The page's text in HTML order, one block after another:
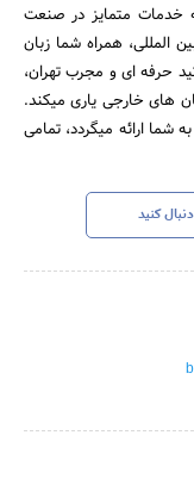
خدمات متمایز در صنعت
المللی، همراه شما زبان
حرفه ای و مجرب تهران،
های خارجی یاری میکند.
شما ارائه میگردد، تمامی
دنبال کنید